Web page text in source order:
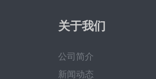
关于我们
公司简介
新闻动态